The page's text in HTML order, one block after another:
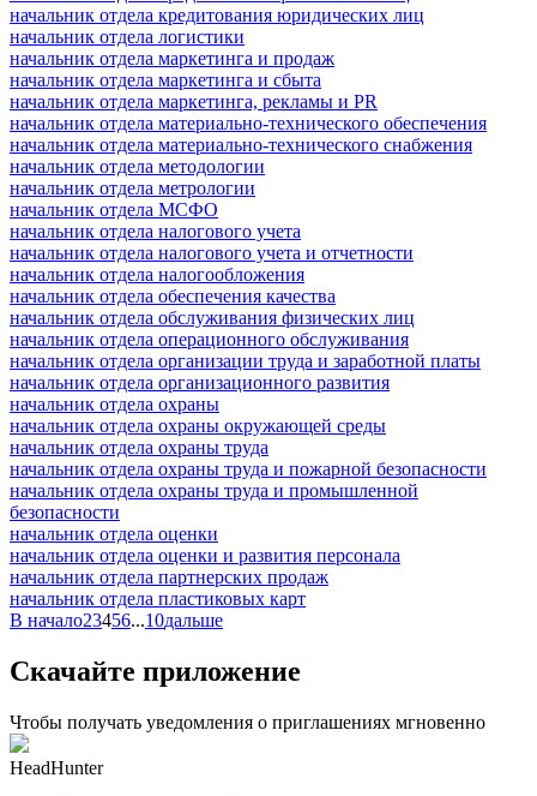
начальник отдела кредитования юридических лиц
начальник отдела логистики
начальник отдела маркетинга и продаж
начальник отдела маркетинга и сбыта
начальник отдела маркетинга, рекламы и PR
начальник отдела материально-технического обеспечения
начальник отдела материально-технического снабжения
начальник отдела методологии
начальник отдела метрологии
начальник отдела МСФО
начальник отдела налогового учета
начальник отдела налогового учета и отчетности
начальник отдела налогообложения
начальник отдела обеспечения качества
начальник отдела обслуживания физических лиц
начальник отдела операционного обслуживания
начальник отдела организации труда и заработной платы
начальник отдела организационного развития
начальник отдела охраны
начальник отдела охраны окружающей среды
начальник отдела охраны труда
начальник отдела охраны труда и пожарной безопасности
начальник отдела охраны труда и промышленной
безопасности
начальник отдела оценки
начальник отдела оценки и развития персонала
начальник отдела партнерских продаж
начальник отдела пластиковых карт
В начало23456...10дальше
Скачайте приложение
Чтобы получать уведомления о приглашениях мгновенно
HeadHunter